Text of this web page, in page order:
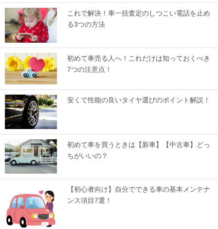
これで解決！車一括査定のしつこい電話を止め
る3つの方法
初めて車売る人へ！これだけは知っておくべき
7つの注意点！
安くて性能の良いタイヤ選びのポイント解説！
初めて車を買うときは【新車】【中古車】どっ
ちがいいの？
【初心者向け】自分でできる車の基本メンテナ
ンス項目7選！